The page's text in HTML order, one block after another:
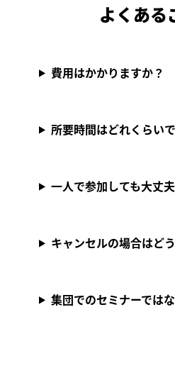
よくある
費用はかかりますか？
所要時間はどれくらい
一人で参加しても大丈
キャンセルの場合はど
集団でのセミナーでは